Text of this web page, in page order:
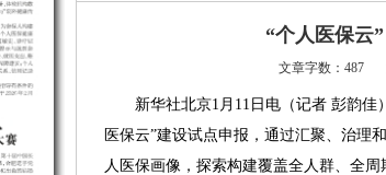
“个人医保云
文章字数：487
新华社北京1月11日电（记者 彭韵佳
医保云”建设试点申报，通过汇聚、治理
人医保画像，探索构建覆盖全人群、全周